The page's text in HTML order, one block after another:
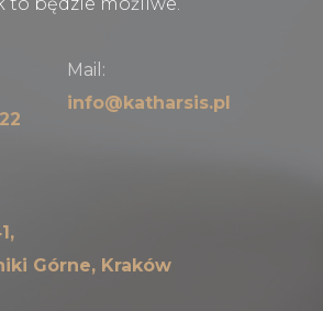
Mail:
info@katharsis.pl
Górne, Kraków